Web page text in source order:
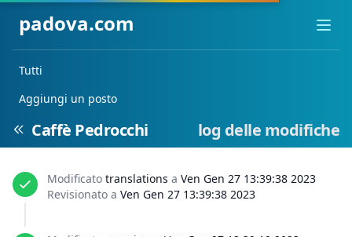
padova.com
Tutti
Aggiungi un posto
Caffè Pedrocchi log delle modifiche
Modificato translations a Ven Gen 27 13:39:38 2023
Revisionato a Ven Gen 27 13:39:38 2023